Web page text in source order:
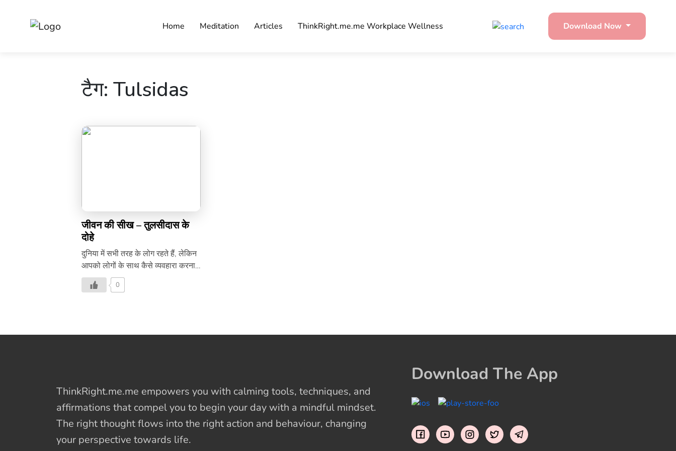
Home Meditation Articles ThinkRight.me.me Workplace Wellness Download Now
टैग: Tulsidas
जीवन की सीख – तुलसीदास के
दोहे
दुनिया में सभी तरह के लोग रहते हैं, लेकिन
आपको लोगों के साथ कैसे व्यवहारा करना
है, कुछ यही बताते है तुलसीदास के दोहे –
0
ThinkRight.me.me empowers you with calming tools, techniques, and
affirmations that compel you to begin your day with a mindful mindset.
The right thought flows into the right action and behaviour, changing
your perspective towards life.
Download The App